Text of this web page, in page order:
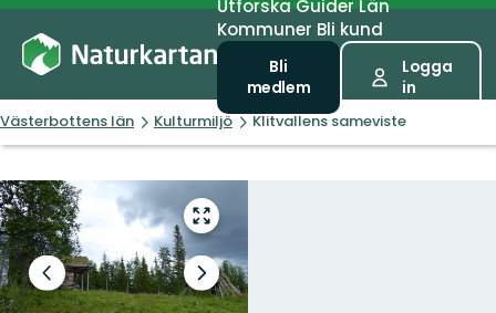
UtforskaGuiderLän
Kommuner Bli kund
Bli
medlem
Logga
in
Västerbottens län Kulturmiljö Klitvallens sameviste
Gå
till
helskärmsläge
Föregående
bild
Nästa
bildspel